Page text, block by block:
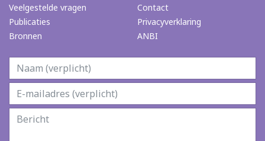
Veelgestelde vragen
Publicaties
Bronnen
Contact
Privacyverklaring
ANBI